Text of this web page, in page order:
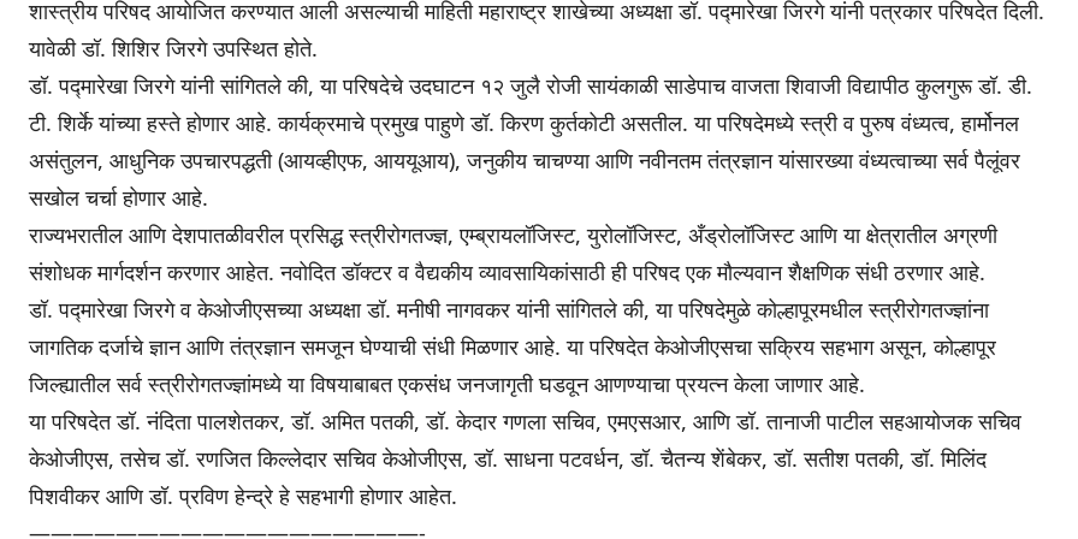
शास्त्रीय परिषद आयोजित करण्यात आली असल्याची माहिती महाराष्ट्र शाखेच्या अध्यक्षा डॉ. पद्मारेखा जिरगे यांनी पत्रकार परिषदेत दिली.
यावेळी डॉ. शिशिर जिरगे उपस्थित होते.
डॉ. पद्मारेखा जिरगे यांनी सांगितले की, या परिषदेचे उदघाटन १२ जुलै रोजी सायंकाळी साडेपाच वाजता शिवाजी विद्यापीठ कुलगुरू डॉ. डी.
टी. शिर्के यांच्या हस्ते होणार आहे. कार्यक्रमाचे प्रमुख पाहुणे डॉ. किरण कुर्तकोटी असतील. या परिषदेमध्ये स्त्री व पुरुष वंध्यत्व, हार्मोनल
असंतुलन, आधुनिक उपचारपद्धती (आयव्हीएफ, आययूआय), जनुकीय चाचण्या आणि नवीनतम तंत्रज्ञान यांसारख्या वंध्यत्वाच्या सर्व पैलूंवर
सखोल चर्चा होणार आहे.
राज्यभरातील आणि देशपातळीवरील प्रसिद्ध स्त्रीरोगतज्ज्ञ, एम्ब्रायलॉजिस्ट, युरोलॉजिस्ट, अँड्रोलॉजिस्ट आणि या क्षेत्रातील अग्रणी
संशोधक मार्गदर्शन करणार आहेत. नवोदित डॉक्टर व वैद्यकीय व्यावसायिकांसाठी ही परिषद एक मौल्यवान शैक्षणिक संधी ठरणार आहे.
डॉ. पद्मारेखा जिरगे व केओजीएसच्या अध्यक्षा डॉ. मनीषी नागवकर यांनी सांगितले की, या परिषदेमुळे कोल्हापूरमधील स्त्रीरोगतज्ज्ञांना
जागतिक दर्जाचे ज्ञान आणि तंत्रज्ञान समजून घेण्याची संधी मिळणार आहे. या परिषदेत केओजीएसचा सक्रिय सहभाग असून, कोल्हापूर
जिल्ह्यातील सर्व स्त्रीरोगतज्ज्ञांमध्ये या विषयाबाबत एकसंध जनजागृती घडवून आणण्याचा प्रयत्न केला जाणार आहे.
या परिषदेत डॉ. नंदिता पालशेतकर, डॉ. अमित पतकी, डॉ. केदार गणला सचिव, एमएसआर, आणि डॉ. तानाजी पाटील सहआयोजक सचिव
केओजीएस, तसेच डॉ. रणजित किल्लेदार सचिव केओजीएस, डॉ. साधना पटवर्धन, डॉ. चैतन्य शेंबेकर, डॉ. सतीश पतकी, डॉ. मिलिंद
पिशवीकर आणि डॉ. प्रविण हेन्द्रे हे सहभागी होणार आहेत.
——————————————————-